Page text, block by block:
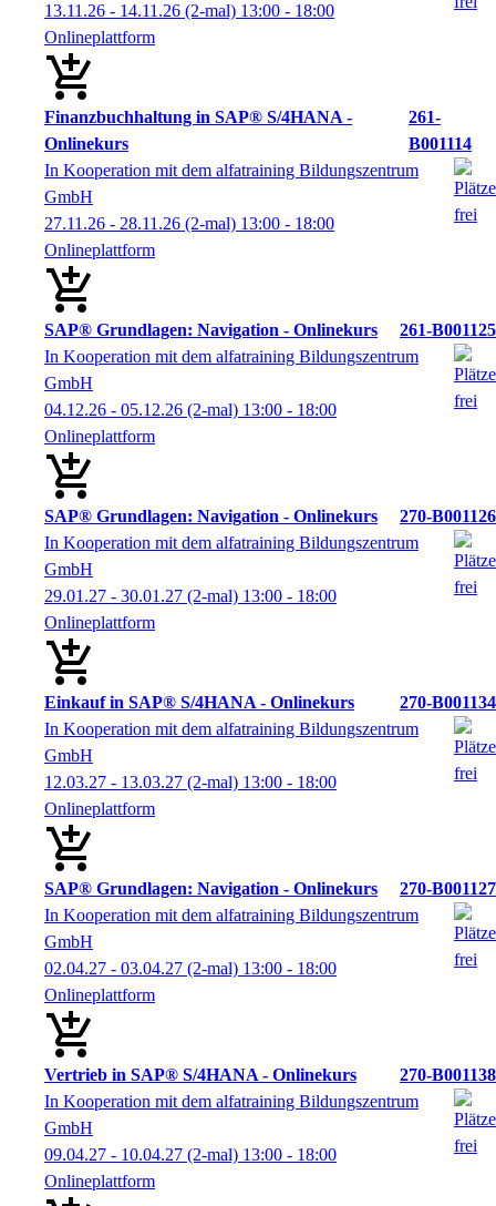
13.11.26 - 14.11.26 (2-mal) 13:00 - 18:00
Onlineplattform
Finanzbuchhaltung in SAP® S/4HANA -
Onlinekurs
261-
B001114
In Kooperation mit dem alfatraining Bildungszentrum
GmbH
27.11.26 - 28.11.26 (2-mal) 13:00 - 18:00
Onlineplattform
SAP® Grundlagen: Navigation - Onlinekurs
261-B001125
In Kooperation mit dem alfatraining Bildungszentrum
GmbH
04.12.26 - 05.12.26 (2-mal) 13:00 - 18:00
Onlineplattform
SAP® Grundlagen: Navigation - Onlinekurs
270-B001126
In Kooperation mit dem alfatraining Bildungszentrum
GmbH
29.01.27 - 30.01.27 (2-mal) 13:00 - 18:00
Onlineplattform
Einkauf in SAP® S/4HANA - Onlinekurs
270-B001134
In Kooperation mit dem alfatraining Bildungszentrum
GmbH
12.03.27 - 13.03.27 (2-mal) 13:00 - 18:00
Onlineplattform
SAP® Grundlagen: Navigation - Onlinekurs
270-B001127
In Kooperation mit dem alfatraining Bildungszentrum
GmbH
02.04.27 - 03.04.27 (2-mal) 13:00 - 18:00
Onlineplattform
Vertrieb in SAP® S/4HANA - Onlinekurs
270-B001138
In Kooperation mit dem alfatraining Bildungszentrum
GmbH
09.04.27 - 10.04.27 (2-mal) 13:00 - 18:00
Onlineplattform